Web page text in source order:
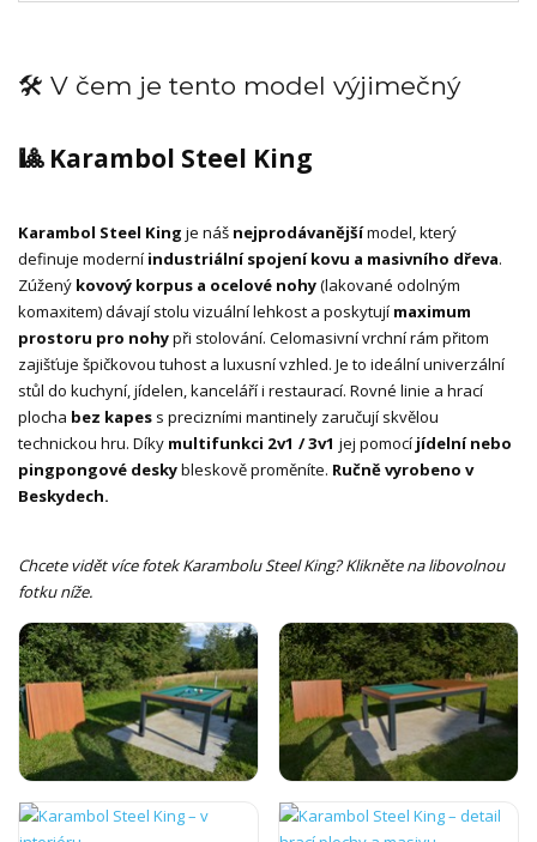
🛠️ V čem je tento model výjimečný
🎱 Karambol Steel King
Karambol Steel King je náš nejprodávanějšímodel, který
definuje moderní industriální spojení kovu a masivního dřeva.
Zúžený kovový korpus a ocelové nohy(lakované odolným
komaxitem) dávají stolu vizuální lehkost a poskytují maximum
prostoru pro nohypři stolování. Celomasivní vrchní rám přitom
zajišťuje špičkovou tuhost a luxusní vzhled. Je to ideální univerzální
stůl do kuchyní, jídelen, kanceláří i restaurací. Rovné linie a hrací
plocha bez kapes s precizními mantinely zaručují skvělou
technickou hru. Díky multifunkci 2v1 / 3v1 jej pomocí jídelní nebo
pingpongové deskybleskově proměníte. Ručně vyrobeno v
Beskydech.
Chcete vidět více fotek Karambolu Steel King? Klikněte na libovolnou
fotku níže.